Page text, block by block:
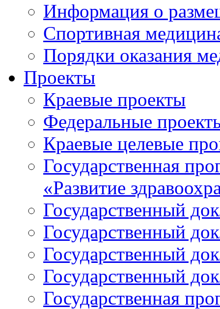
Информация о
Спортивная
Порядки оказания
Проекты
Краевые проекты
Федеральные
Краевые целевые
Государственная
«Развитие
Государственный
Государственный
Государственный
Государственный
Государственная